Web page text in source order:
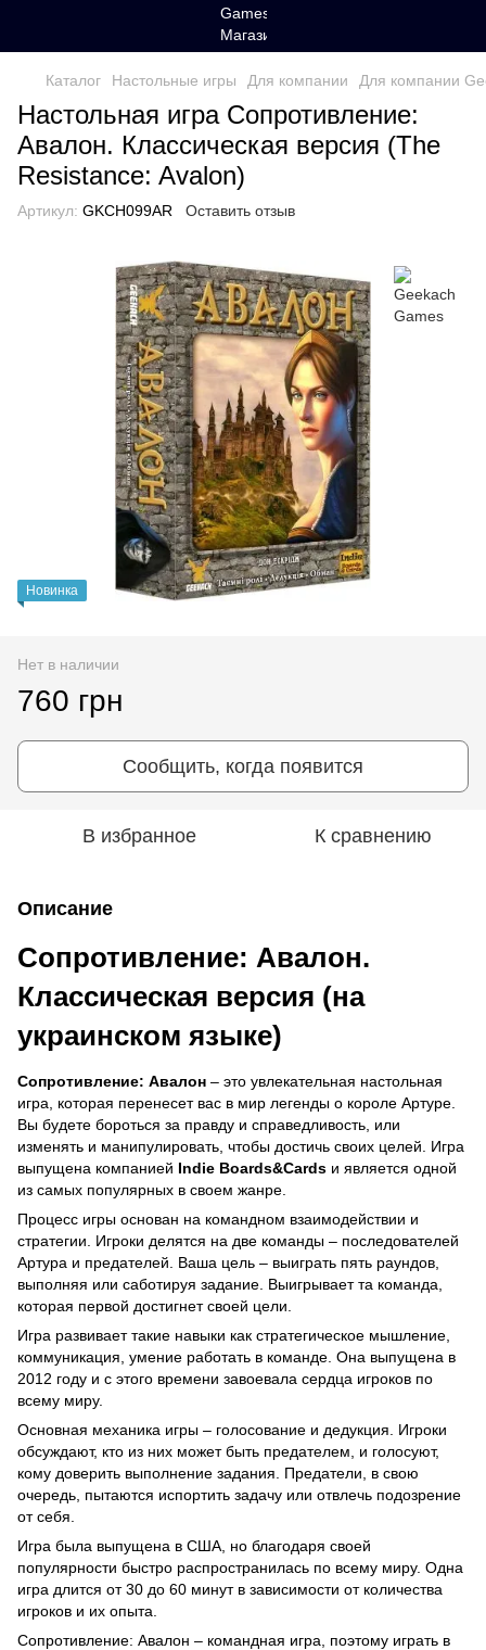
Каталог Настольные игры Для компании Для компании
Настольная игра Сопротивление:
Авалон. Классическая версия (The
Resistance: Avalon)
Артикул: GKCH099AR Оставить отзыв
Новинка
Нет в наличии
760 грн
Сообщить, когда появится
В избранное К сравнению
Описание
Сопротивление: Авалон.
Классическая версия (на
украинском языке)
Сопротивление: Авалон – это увлекательная настольная
игра, которая перенесет вас в мир легенды о короле Артуре.
Вы будете бороться за правду и справедливость, или
изменять и манипулировать, чтобы достичь своих целей. Игра
выпущена компанией Indie Boards&Cards и является одной
из самых популярных в своем жанре.
Процесс игры основан на командном взаимодействии и
стратегии. Игроки делятся на две команды – последователей
Артура и предателей. Ваша цель – выиграть пять раундов,
выполняя или саботируя задание. Выигрывает та команда,
которая первой достигнет своей цели.
Игра развивает такие навыки как стратегическое мышление,
коммуникация, умение работать в команде. Она выпущена в
2012 году и с этого времени завоевала сердца игроков по
всему миру.
Основная механика игры – голосование и дедукция. Игроки
обсуждают, кто из них может быть предателем, и голосуют,
кому доверить выполнение задания. Предатели, в свою
очередь, пытаются испортить задачу или отвлечь подозрение
от себя.
Игра была выпущена в США, но благодаря своей
популярности быстро распространилась по всему миру. Одна
игра длится от 30 до 60 минут в зависимости от количества
игроков и их опыта.
Сопротивление: Авалон – командная игра, поэтому играть в